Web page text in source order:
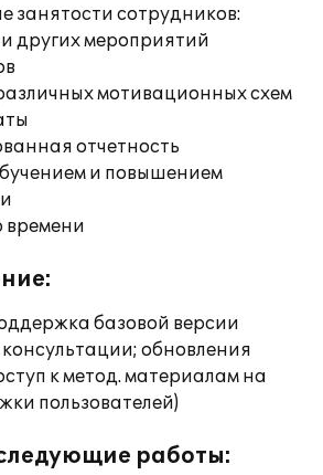
занятости сотрудников:
других мероприятий
мотивационных схем
отчетность
и повышением
времени
базовой версии
обновления
к метод. материалам на
пользователей)
работы: